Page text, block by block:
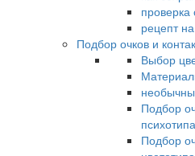
проверка
рецепт
Подбор очков и
Выбор
Подбор
психотипа
Подбор